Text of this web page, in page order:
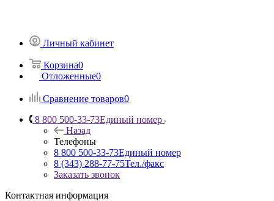
Личный кабинет
Корзина0
Отложенные0
Сравнение товаров0
8 800 500-33-73Единый номер
Назад
Телефоны
8 800 500-33-73Единый номер
8 (343) 288-77-75Тел./факс
Заказать звонок
Контактная информация